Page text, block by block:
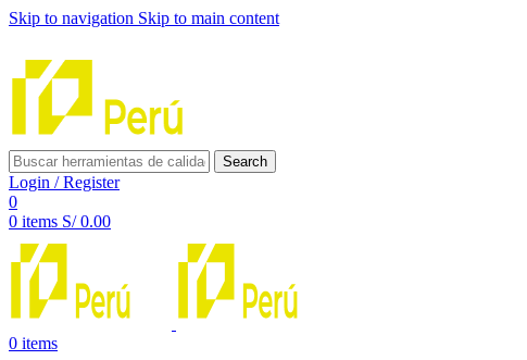
Skip to navigation Skip to main content
Search
Login / Register
0
0 items S/0.00
0 items